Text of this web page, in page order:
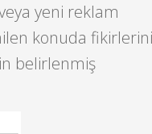
yeni reklam
konuda fikirlerini
belirlenmiş